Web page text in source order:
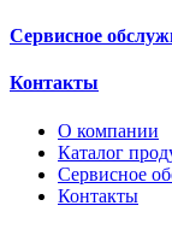
Сервисное
Контакты
О компании
Каталог
Сервисное
Контакты